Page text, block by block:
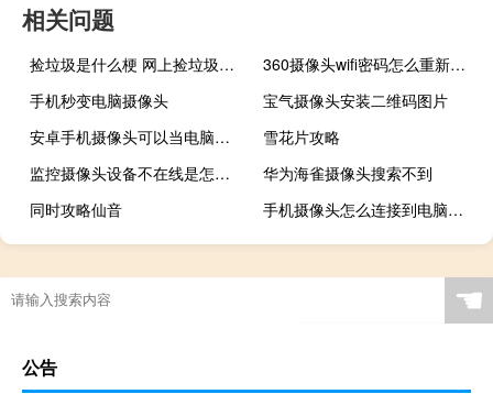
相关问题
捡垃圾是什么梗 网上捡垃圾是什么意思什么梗
360摄像头wifi密码怎么重新连接
手机秒变电脑摄像头
宝气摄像头安装二维码图片
安卓手机摄像头可以当电脑摄像头吗
雪花片攻略
监控摄像头设备不在线是怎么回事
华为海雀摄像头搜索不到
同时攻略仙音
手机摄像头怎么连接到电脑上当摄像头用
☚
公告